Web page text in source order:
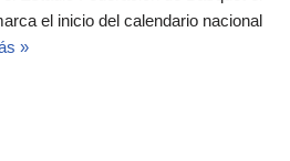
el inicio del calendario nacional
»